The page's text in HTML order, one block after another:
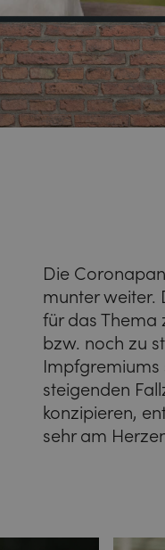
Die
munter weiter.
für das Thema
bzw. noch zu
Impfgremiums
steigenden
konzipieren,
sehr am